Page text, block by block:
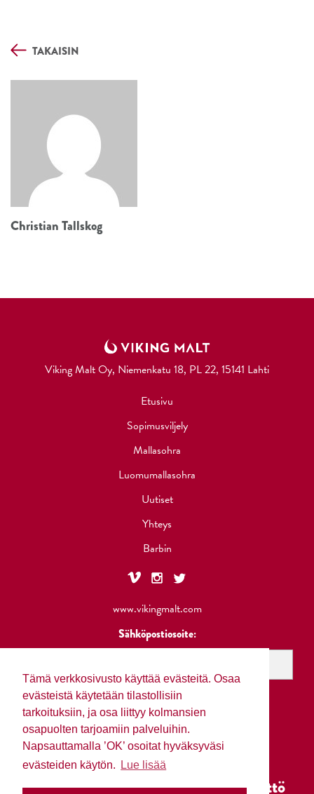
Tämä verkkosivusto käyttää evästeitä. Osaa
evästeistä käytetään tilastollisiin
tarkoituksiin, ja osa liittyy kolmansien
osapuolten tarjoamiin palveluihin.
Napsauttamalla ’OK’ osoitat hyväksyväsi
evästeiden käytön.
Lue lisää
TAKAISIN
Christian Tallskog
Viking Malt Oy, Niemenkatu 18, PL 22, 15141 Lahti
Etusivu
Sopimusviljely
Mallasohra
Luomumallasohra
Uutiset
Yhteys
Barbin
www.vikingmalt.com
Sähköpostiosoite:
Tietosuojakäytäntö Evästeiden käyttö